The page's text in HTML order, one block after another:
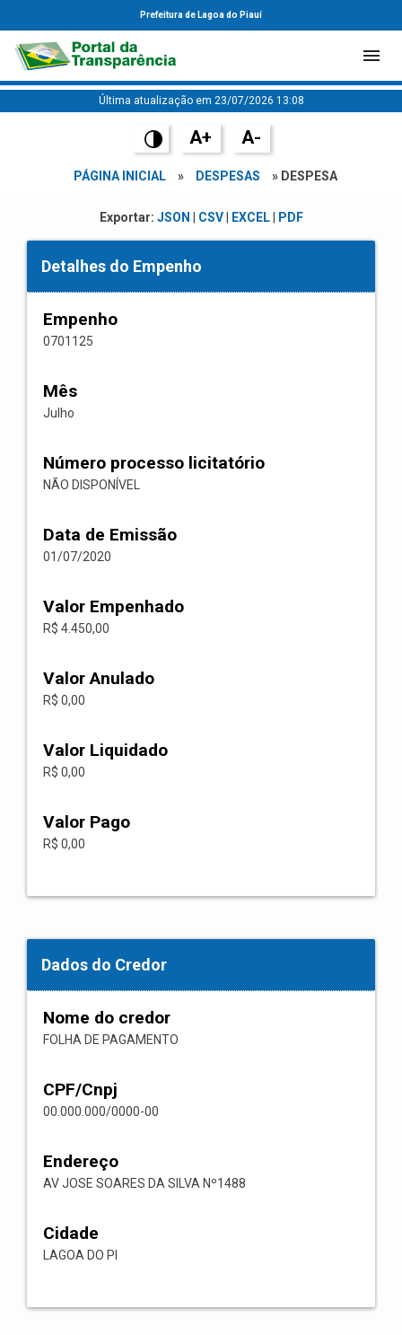
Prefeitura de Lagoa do Piauí
Última atualização em 23/07/2026 13:08
A+ A-
PÁGINA INICIAL » DESPESAS » DESPESA
Exportar: JSON CSV| EXCEL| PDF
Detalhes do Empenho
Empenho
0701125
Mês
Julho
Número processo licitatório
NÃO DISPONÍVEL
Data de Emissão
01/07/2020
Valor Empenhado
R$ 4.450,00
Valor Anulado
R$ 0,00
Valor Liquidado
R$ 0,00
Valor Pago
R$ 0,00
Dados do Credor
Nome do credor
FOLHA DE PAGAMENTO
CPF/Cnpj
00.000.000/0000-00
Endereço
AV JOSE SOARES DA SILVA Nº1488
Cidade
LAGOA DO PI